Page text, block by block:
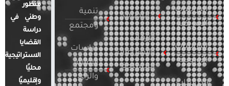
الدراسات
الأمريكية
الدراسات
الأوروبية
الدراسات
التطرف
الإرهاب
والصراعات
المسلحة
تنمية
ومجتمع
دراسات
الإعلام
والرأي
منظور
وطني في
دراسة
القضايا
الاستراتيجية
محليًا
وإقليميًا